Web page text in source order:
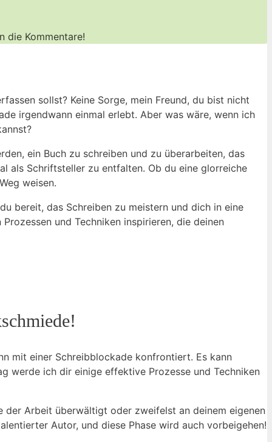
die⁣ Kommentare!
sollst?⁣ Keine Sorge, ‌mein Freund, du bist nicht
irgendwann einmal erlebt. Aber ⁣was wäre, wenn ⁢ich
ein⁢ Buch zu schreiben und zu⁤ überarbeiten, ⁣das
‍als Schriftsteller zu entfalten. Ob du eine glorreiche
‍weisen.
bereit, ⁣das Schreiben zu meistern und dich in eine
und ​Techniken inspirieren, ⁢die deinen
mit einer Schreibblockade konfrontiert. Es kann
werde ‌ich dir einige effektive Prozesse und‌ Techniken​
der Arbeit überwältigt oder zweifelst an‌ deinem eigenen
Autor, und diese‍ Phase wird auch‌ vorbeigehen!